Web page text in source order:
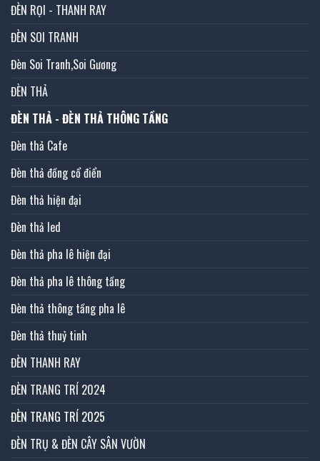
ĐÈN RỌI - THANH RAY
ĐÈN SOI TRANH
Đèn Soi Tranh,Soi Gương
ĐÈN THẢ
ĐÈN THẢ - ĐÈN THẢ THÔNG TẦNG
Đèn thả Cafe
Đèn thả đồng cổ điển
Đèn thả hiện đại
Đèn thả led
Đèn thả pha lê hiện đại
Đèn thả pha lê thông tầng
Đèn thả thông tầng pha lê
Đèn thả thuỷ tinh
ĐÈN THANH RAY
ĐÈN TRANG TRÍ 2024
ĐÈN TRANG TRÍ 2025
ĐÈN TRỤ & ĐÈN CÂY SÂN VƯỜN